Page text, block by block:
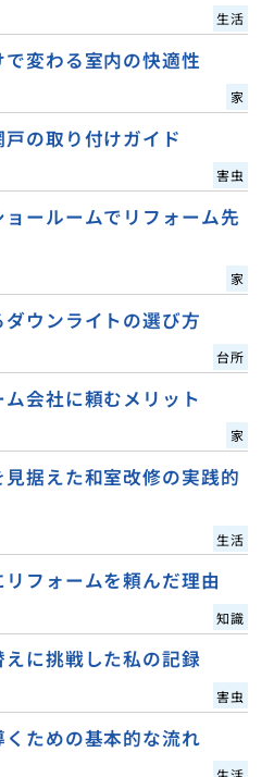
生活
変わる室内の快適性
家
の取り付けガイド
害虫
ールームでリフォーム先
家
ウンライトの選び方
台所
会社に頼むメリット
家
据えた和室改修の実践的
生活
フォームを頼んだ理由
知識
に挑戦した私の記録
害虫
ための基本的な流れ